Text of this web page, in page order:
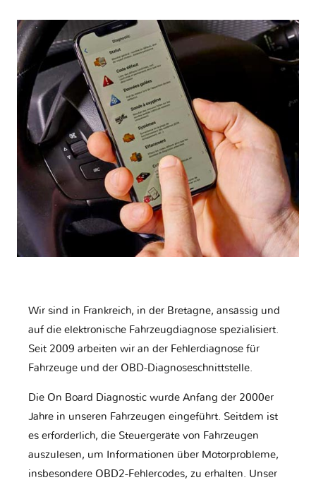
Wir sind in Frankreich, in der Bretagne, ansässig und
auf die elektronische Fahrzeugdiagnose spezialisiert.
Seit 2009 arbeiten wir an der Fehlerdiagnose für
Fahrzeuge und der OBD-Diagnoseschnittstelle.
Die On Board Diagnostic wurde Anfang der 2000er
Jahre in unseren Fahrzeugen eingeführt. Seitdem ist
es erforderlich, die Steuergeräte von Fahrzeugen
auszulesen, um Informationen über Motorprobleme,
insbesondere OBD2-Fehlercodes, zu erhalten. Unser